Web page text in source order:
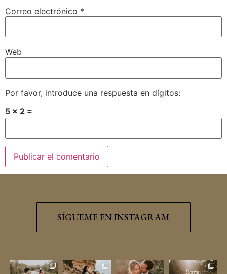
Correo electrónico *
Web
Por favor, introduce una respuesta en dígitos:
5 × 2 =
SÍGUEME EN INSTAGRAM